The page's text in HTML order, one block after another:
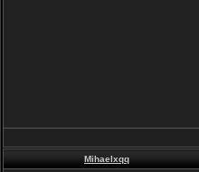
Mihaelxqq